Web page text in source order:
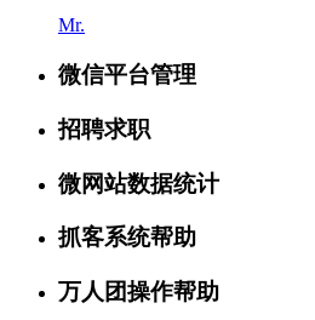
Mr.
微信平台管理
招聘求职
微网站数据统计
抓客系统帮助
万人团操作帮助